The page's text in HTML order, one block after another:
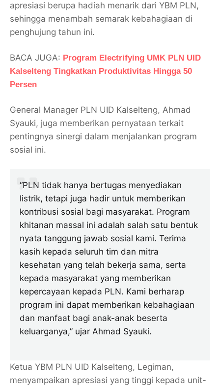
apresiasi berupa hadiah menarik dari YBM PLN,
sehingga menambah semarak kebahagiaan di
penghujung tahun ini.
BACA JUGA: Program Electrifying UMK PLN UID
Kalselteng Tingkatkan Produktivitas Hingga 50
Persen
General Manager PLN UID Kalselteng, Ahmad
Syauki, juga memberikan pernyataan terkait
pentingnya sinergi dalam menjalankan program
sosial ini.
“PLN tidak hanya bertugas menyediakan
listrik, tetapi juga hadir untuk memberikan
kontribusi sosial bagi masyarakat. Program
khitanan massal ini adalah salah satu bentuk
nyata tanggung jawab sosial kami. Terima
kasih kepada seluruh tim dan mitra
kesehatan yang telah bekerja sama, serta
kepada masyarakat yang memberikan
kepercayaan kepada PLN. Kami berharap
program ini dapat memberikan kebahagiaan
dan manfaat bagi anak-anak beserta
keluarganya,” ujar Ahmad Syauki.
Ketua YBM PLN UID Kalselteng, Legiman,
menyampaikan apresiasi yang tinggi kepada unit-